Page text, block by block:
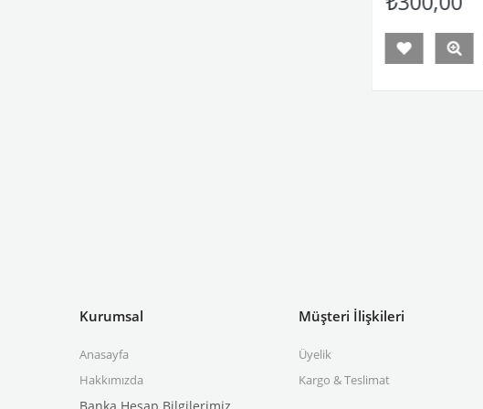
Kurumsal
Anasayfa
Hakkımızda
Müşteri İlişkileri
Üyelik
Kargo & Teslimat